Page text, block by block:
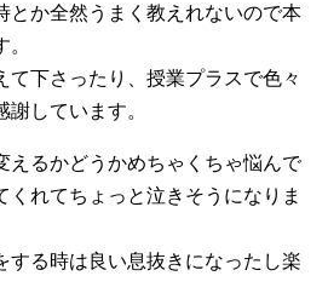
とか全然うまく教えれないので本
て下さったり、授業プラスで色々
しています。
えるかどうかめちゃくちゃ悩んで
くれてちょっと泣きそうになりま
する時は良い息抜きになったし楽